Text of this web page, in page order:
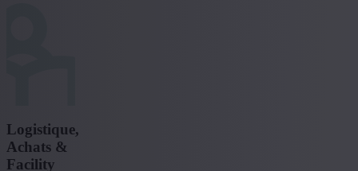
Logistique,
Achats &
Facility